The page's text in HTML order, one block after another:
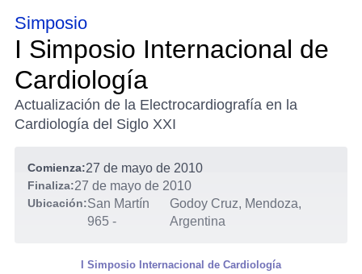
Simposio
I Simposio Internacional de
Cardiología
Actualización de la Electrocardiografía en la
Cardiología del Siglo XXI
Comienza:27 de mayo de 2010
Finaliza:27 de mayo de 2010
Ubicación:San Martín
965 -
Godoy Cruz, Mendoza,
Argentina
I Simposio Internacional de Cardiología